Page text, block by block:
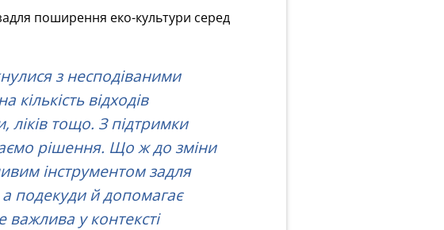
поширення еко-культури серед
з несподіваними
відходів
ліків тощо. З підтримки
рішення. Що ж до зміни
інструментом задля
подекуди й допомагає
у контексті